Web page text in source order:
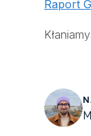
Raport